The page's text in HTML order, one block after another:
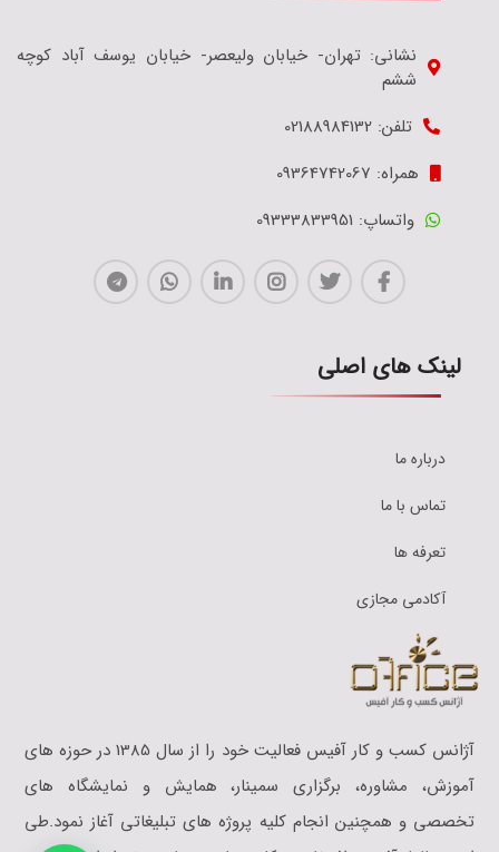
آژانس کسب و کار آفیس فعالیت خود را از سال 1385 در حوزه های
آموزش،‌‎‎ مشاوره، برگزاری سمینار، همایش و نمایشگاه های
تخصصی و همچنین انجام کلیه پروژه های تبلیغاتی آغاز نمود.طی
لینک های اصلی
درباره ما
تماس با ما
تعرفه ها
آکادمی مجازی
نشانی: تهران- خیابان ولیعصر- خیابان یوسف آباد کوچه
ششم
تلفن: 02188984132
همراه: 09364742067
واتساپ: 09333833951